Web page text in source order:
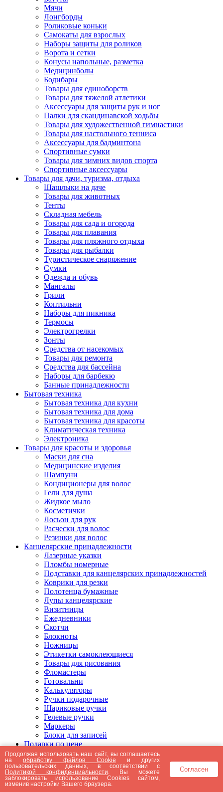
Мячи
Лонгборды
Роликовые коньки
Самокаты для взрослых
Наборы защиты для роликов
Ворота и сетки
Конусы напольные, разметка
Медицинболы
Бодибары
Товары для единоборств
Товары для тяжелой атлетики
Аксессуары для защиты рук и ног
Палки для скандинавской ходьбы
Товары для художественной гимнастики
Товары для настольного тенниса
Аксессуары для бадминтона
Спортивные сумки
Товары для зимних видов спорта
Спортивные аксессуары
Товары для дачи, туризма, отдыха
Шашлыки на даче
Товары для животных
Тенты
Складная мебель
Товары для сада и огорода
Товары для плавания
Товары для пляжного отдыха
Товары для рыбалки
Туристическое снаряжение
Сумки
Одежда и обувь
Мангалы
Грили
Коптильни
Наборы для пикника
Термосы
Электрогрелки
Зонты
Средства от насекомых
Товары для ремонта
Средства для бассейна
Наборы для барбекю
Банные принадлежности
Бытовая техника
Бытовая техника для кухни
Бытовая техника для дома
Бытовая техника для красоты
Климатическая техника
Электроника
Товары для красоты и здоровья
Маски для сна
Медицинские изделия
Шампуни
Кондиционеры для волос
Гели для душа
Жидкое мыло
Косметички
Лосьон для рук
Расчески для волос
Резинки для волос
Канцелярские принадлежности
Лазерные указки
Пломбы номерные
Подставки для канцелярских принадлежностей
Коврики для резки
Полотенца бумажные
Лупы канцелярские
Визитницы
Ежедневники
Скотчи
Блокноты
Ножницы
Этикетки самоклеющиеся
Товары для рисования
Фломастеры
Готовальни
Калькуляторы
Ручки подарочные
Шариковые ручки
Гелевые ручки
Маркеры
Блоки для записей
Подарки по цене
Подарки от 5000 рублей
Подарки до 5000 рублей
Подарки до 3000 рублей
Подарки до 2000 рублей
Подарки до 1000 рублей
Продолжая использовать наш сайт, вы соглашаетесь
наобработку файлов Cookie и других
пользовательских данных, в соответствии с
Политикой конфиденциальности . Вы можете
заблокировать использование Cookies сайтом,
изменив настройки Вашего браузера.
Согласен